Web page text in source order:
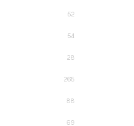
52
54
28
265
88
69